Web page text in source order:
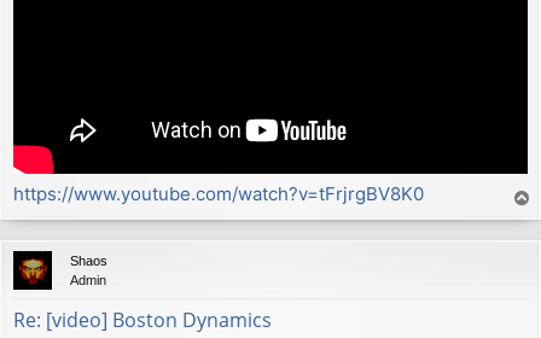
https://www.youtube.com/watch?v=tFrjrgBV8K0
o
p
Shaos
Admin
Re: [video] Boston Dynamics